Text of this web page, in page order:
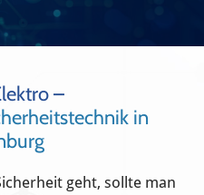
–
in
geht, sollte man